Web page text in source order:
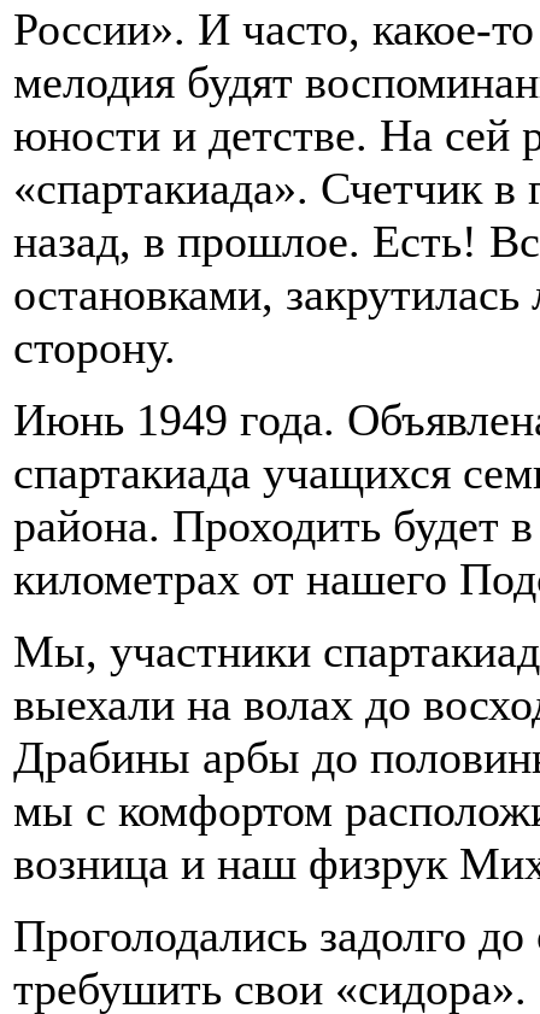
России». И часто, какое-
мелодия будят
юности и детстве. На сей
«спартакиада». Счетчик в
назад, в прошлое. Есть!
остановками,
сторону.
Июнь 1949 года.
спартакиада учащихся
района. Проходить будет
километрах от нашего
Мы, участники
выехали на волах до
Драбины арбы до
мы с комфортом
возница и наш физрук
Проголодались задолго
требушить свои